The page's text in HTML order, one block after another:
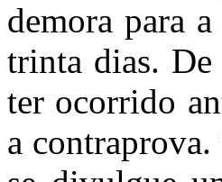
demora para
trinta dias. De
ter ocorrido
a